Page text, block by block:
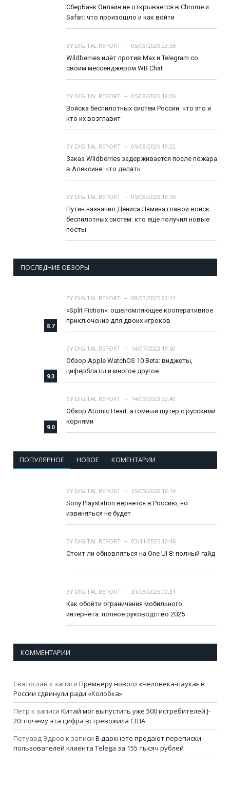
СберБанк Онлайн не открывается в Chrome и
Safari: что произошло и как войти
BY DIGITAL REPORT
05/08/2026 23:55
Wildberries идёт против Max и Telegram со
своим мессенджером WB Chat
BY DIGITAL REPORT
05/08/2026 19:26
Войска беспилотных систем России: что это и
кто их возглавит
BY DIGITAL REPORT
05/08/2026 19:22
Заказ Wildberries задерживается после пожара
в Алексине: что делать
BY DIGITAL REPORT
05/08/2026 18:55
Путин назначил Дениса Лямина главой войск
беспилотных систем: кто еще получил новые
посты
ПОСЛЕДНИЕ ОБЗОРЫ
8.7
BY DIGITAL REPORT
08/03/2025 22:13
«Split Fiction»: ошеломляющее кооперативное
приключение для двоих игроков
9.3
BY DIGITAL REPORT
14/07/2023 19:50
Обзор Apple WatchOS 10 Beta: виджеты,
циферблаты и многое другое
9.0
BY DIGITAL REPORT
14/03/2023 22:40
Обзор Atomic Heart: атомный шутер с русскими
корнями
ПОПУЛЯРНОЕ НОВОЕ КОМЕНТАРИИ
BY DIGITAL REPORT
25/05/2022 19:14
Sony Playstation вернется в Россию, но
извиняться не будет
BY DIGITAL REPORT
03/11/2025 12:46
Стоит ли обновляться на One UI 8: полный гайд
BY DIGITAL REPORT
31/08/2025 00:31
Как обойти ограничения мобильного
интернета: полное руководство 2025
КОММЕНТАРИИ
Святослав к записи Премьеру нового «Человека-паука» в
России сдвинули ради «Колобка»
Петр к записи Китай мог выпустить уже 500 истребителей J-
20: почему эта цифра встревожила США
Петуард Эдров к записи В даркнете продают переписки
пользователей клиента Telega за 155 тысяч рублей